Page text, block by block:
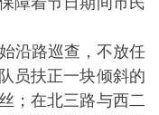
路巡查，不放任
员扶正一块倾斜的
；在北三路与西二